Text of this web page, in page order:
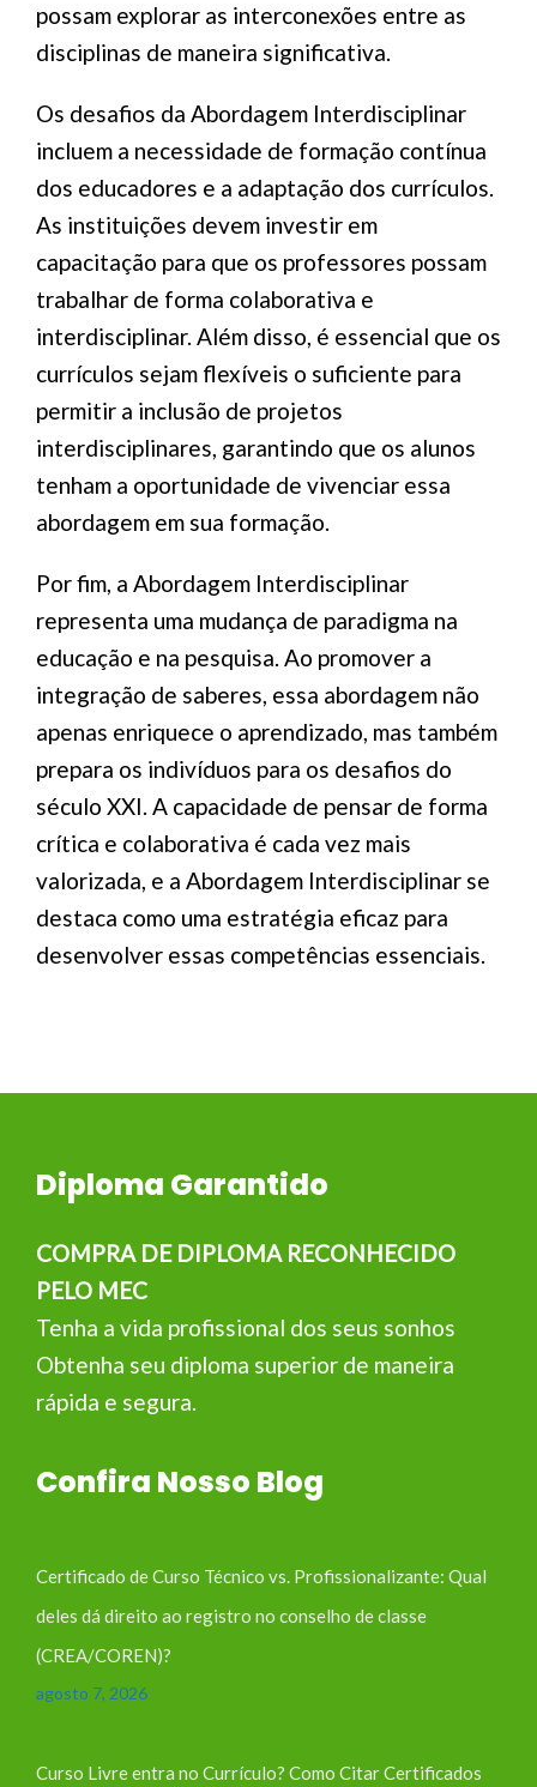
possam explorar as interconexões entre as
disciplinas de maneira significativa.
Os desafios da Abordagem Interdisciplinar
incluem a necessidade de formação contínua
dos educadores e a adaptação dos currículos.
As instituições devem investir em
capacitação para que os professores possam
trabalhar de forma colaborativa e
interdisciplinar. Além disso, é essencial que os
currículos sejam flexíveis o suficiente para
permitir a inclusão de projetos
interdisciplinares, garantindo que os alunos
tenham a oportunidade de vivenciar essa
abordagem em sua formação.
Por fim, a Abordagem Interdisciplinar
representa uma mudança de paradigma na
educação e na pesquisa. Ao promover a
integração de saberes, essa abordagem não
apenas enriquece o aprendizado, mas também
prepara os indivíduos para os desafios do
século XXI. A capacidade de pensar de forma
crítica e colaborativa é cada vez mais
valorizada, e a Abordagem Interdisciplinar se
destaca como uma estratégia eficaz para
desenvolver essas competências essenciais.
Diploma Garantido
COMPRA DE DIPLOMA RECONHECIDO
PELO MEC
Tenha a vida profissional dos seus sonhos
Obtenha seu diploma superior de maneira
rápida e segura.
Confira Nosso Blog
Certificado de Curso Técnico vs. Profissionalizante: Qual
deles dá direito ao registro no conselho de classe
(CREA/COREN)?
agosto 7, 2026
Curso Livre entra no Currículo? Como Citar Certificados